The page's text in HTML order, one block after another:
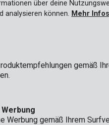
24T Kreissägenblatt Ø
nv
+32
über deine
analysieren können. Mehr Infos
gemäß
Werbung gemäß Ihrem